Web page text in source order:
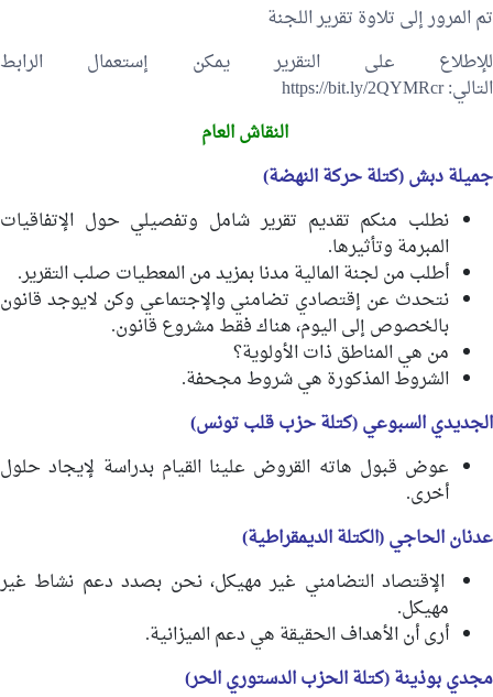
تم المرور إلى تلاوة تقرير اللجنة
للإطلاع على التقرير يمكن إستعمال الرابط
التالي: https://bit.ly/2QYMRcr
النقاش العام
جميلة دبش (كتلة حركة النهضة)
نطلب منكم تقديم تقرير شامل وتفصيلي حول الإتفاقيات
المبرمة وتأثيرها.
أطلب من لجنة المالية مدنا بمزيد من المعطيات صلب التقرير.
نتحدث عن إقتصادي تضامني والإجتماعي وكن لايوجد قانون
بالخصوص إلى اليوم، هناك فقط مشروع قانون.
من هي المناطق ذات الأولوية؟
الشروط المذكورة هي شروط مجحفة.
الجديدي السبوعي (كتلة حزب قلب تونس)
عوض قبول هاته القروض علينا القيام بدراسة لإيجاد حلول
أخرى.
عدنان الحاجي (الكتلة الديمقراطية)
الإقتصاد التضامني غير مهيكل، نحن بصدد دعم نشاط غير
مهيكل.
أرى أن الأهداف الحقيقة هي دعم الميزانية.
مجدي بوذينة (كتلة الحزب الدستوري الحر)